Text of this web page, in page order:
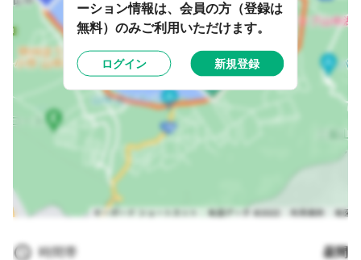
時間帯 昼間
ーション情報は、会員の方（登録は
無料）のみご利用いただけます。
ログイン 新規登録